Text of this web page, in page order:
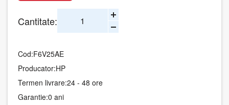
Cantitate:
Cod:F6V25AE
Producator:HP
Termen livrare:24 - 48 ore
Garantie:0 ani